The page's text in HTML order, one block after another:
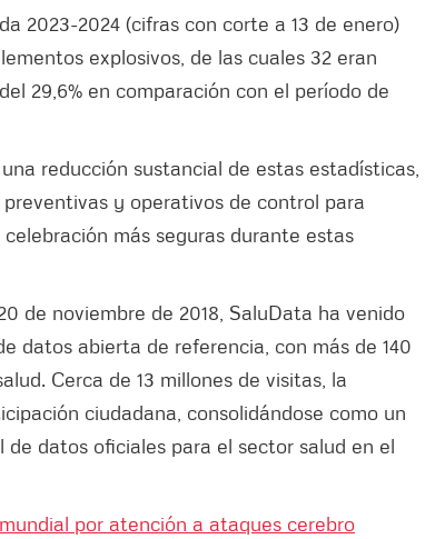
2023-2024 (cifras con corte a 13 de enero)
explosivos, de las cuales 32 eran
29,6% en comparación con el período de
reducción sustancial de estas estadísticas,
y operativos de control para
más seguras durante estas
de noviembre de 2018, SaluData ha venido
datos abierta de referencia, con más de 140
Cerca de 13 millones de visitas, la
ciudadana, consolidándose como un
datos oficiales para el sector salud en el
por atención a ataques cerebro